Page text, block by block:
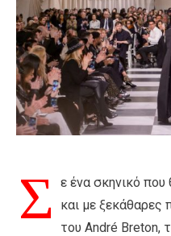
Σ
ε ένα σκηνικό που
και με ξεκάθαρες
του André Breton,